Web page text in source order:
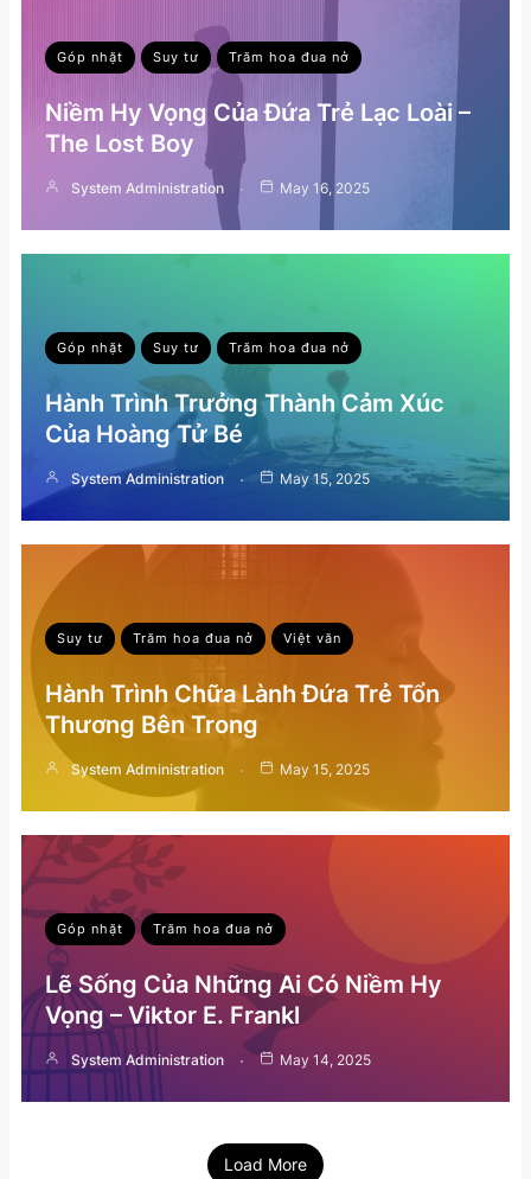
Góp nhặt Suy tư Trăm hoa đua nở
Niềm Hy Vọng Của Đứa Trẻ Lạc Loài –
The Lost Boy
System Administration May 16, 2025
Góp nhặt Suy tư Trăm hoa đua nở
Hành Trình Trưởng Thành Cảm Xúc
Của Hoàng Tử Bé
System Administration May 15, 2025
Suy tư Trăm hoa đua nở Việt văn
Hành Trình Chữa Lành Đứa Trẻ Tổn
Thương Bên Trong
System Administration May 15, 2025
Góp nhặt Trăm hoa đua nở
Lẽ Sống Của Những Ai Có Niềm Hy
Vọng – Viktor E. Frankl
System Administration May 14, 2025
Load More